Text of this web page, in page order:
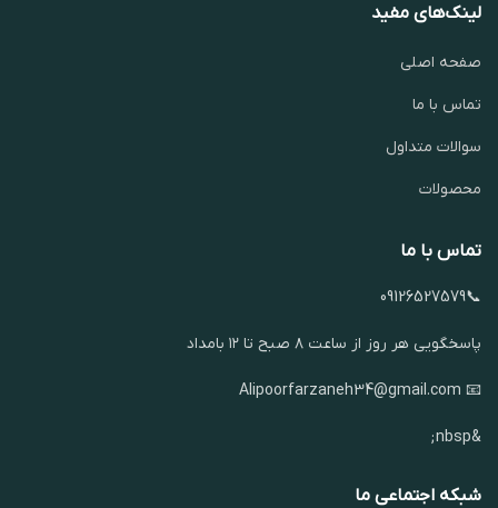
لینک‌های مفید
صفحه اصلی
تماس با ما
سوالات متداول
محصولات
تماس با ما
📞09126527579
پاسخگویی هر روز از ساعت ۸ صبح تا ۱۲ بامداد
📧 Alipoorfarzaneh34@gmail.com
&nbsp;
شبکه اجتماعی ما